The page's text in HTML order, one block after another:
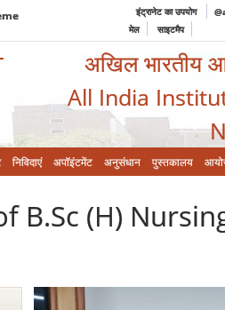
इंट्रानेट का उपयोग
मेल
साइटमैप
अखिल भारतीय
All India
निविदाएं अपॉइंटमेंट अनुसंधान पुस्तकालय
B.Sc (H)